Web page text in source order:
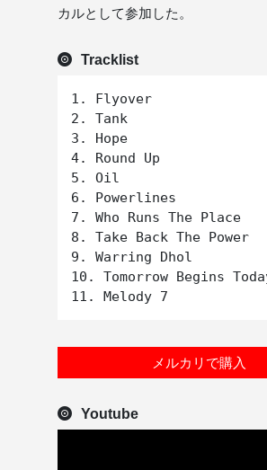
カルとして参加した。
Tracklist
1. Flyover
2. Tank
3. Hope
4. Round Up
5. Oil
6. Powerlines
7. Who Runs The Place
8. Take Back The Power
9. Warring Dhol
10. Tomorrow Begins
メルカリで購入
Youtube